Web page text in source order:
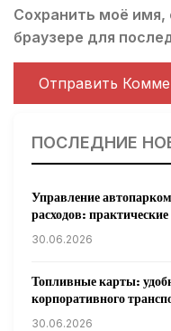
Сохранить моё имя,
браузере для
ПОСЛЕДНИЕ
Управление
расходов:
30.06.2026
Топливные карты:
корпоративного
30.06.2026